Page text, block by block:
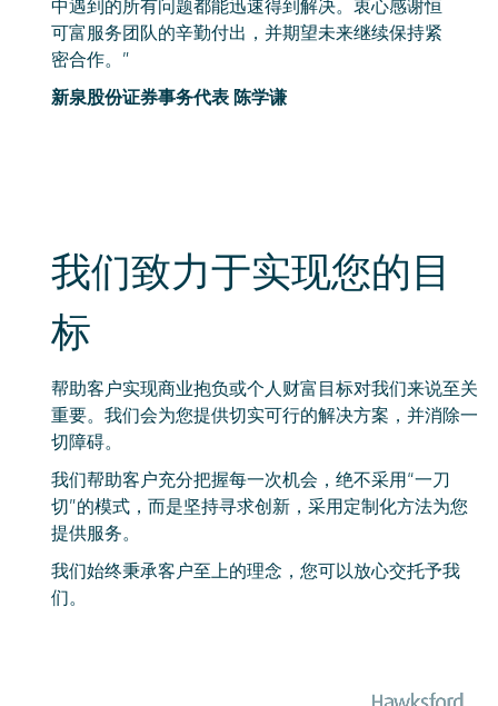
中遇到的所有问题都能迅速得到解决。衷心感谢恒
可富服务团队的辛勤付出，并期望未来继续保持紧
密合作。”
新泉股份证券事务代表 陈学谦
我们致力于实现您的目
标
帮助客户实现商业抱负或个人财富目标对我们来说至关
重要。我们会为您提供切实可行的解决方案，并消除一
切障碍。
我们帮助客户充分把握每一次机会，绝不采用“一刀
切”的模式，而是坚持寻求创新，采用定制化方法为您
提供服务。
我们始终秉承客户至上的理念，您可以放心交托予我
们。